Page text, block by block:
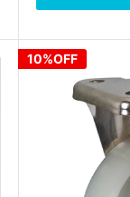
10%OFF